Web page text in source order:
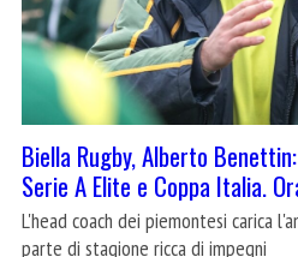
Biella Rugby, Alberto
Serie A Elite e Coppa Italia.
L'head coach dei piemontesi carica
parte di stagione ricca di impegni